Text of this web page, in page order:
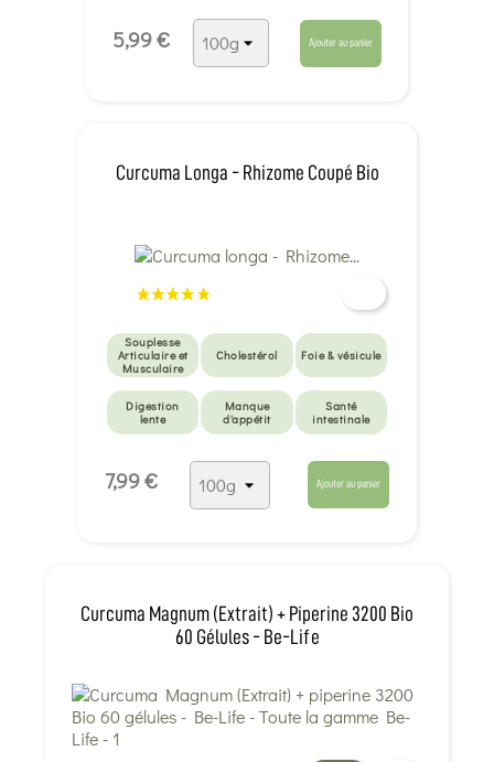
Santé
intestinale
5,99 € Ajouter au panier
Curcuma Longa - Rhizome Coupé Bio
Souplesse
Articulaire et
Musculaire
Cholestérol Foie & vésicule
Digestion
lente
Manque
d'appétit
Santé
intestinale
Santé
7,99 € Ajouter au panier
Curcuma Magnum (Extrait) + Piperine 3200 Bio
60 Gélules - Be-Life